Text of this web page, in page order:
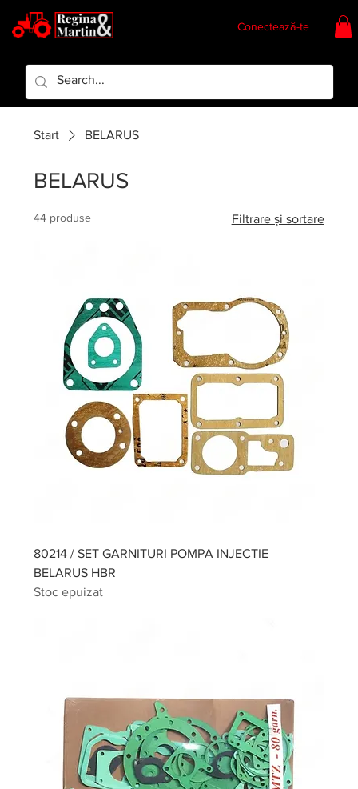
Conectează-te
Start BELARUS
BELARUS
44 produse Filtrare și sortare
80214 / SET GARNITURI POMPA INJECTIE
BELARUS HBR
Stoc epuizat